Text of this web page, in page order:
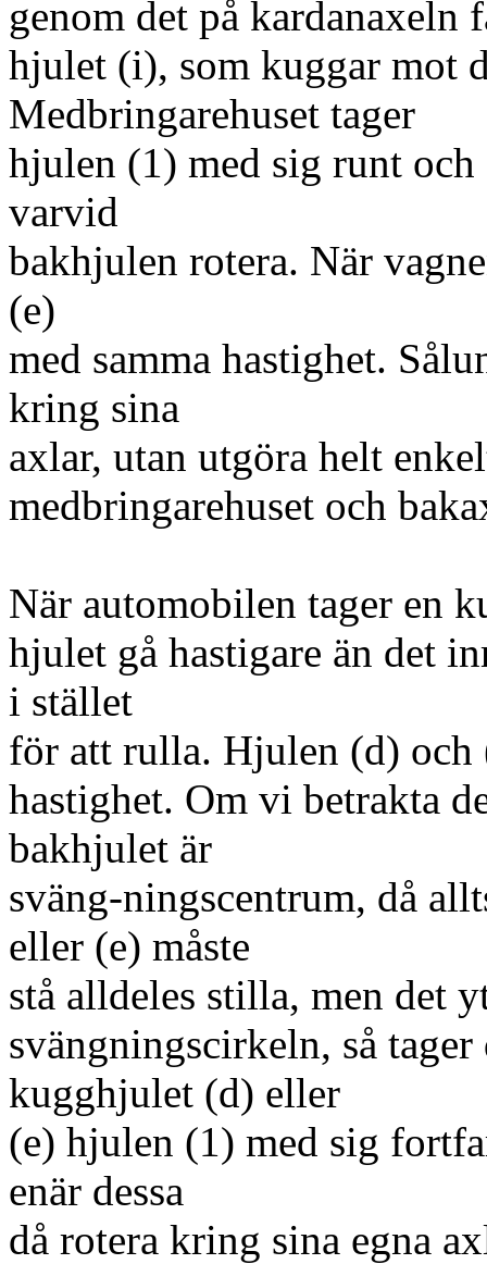
genom det på kardanaxeln
hjulet (i), som kuggar mot
Medbringarehuset tager
hjulen (1) med sig runt
varvid
bakhjulen rotera. När
(e)
med samma hastighet.
kring sina
axlar, utan utgöra helt
medbringarehuset och
När automobilen tager en
hjulet gå hastigare än det
i stället
för att rulla. Hjulen (d) och
hastighet. Om vi betrakta
bakhjulet är
sväng-ningscentrum, då
eller (e) måste
stå alldeles stilla, men det
svängningscirkeln, så
kugghjulet (d) eller
(e) hjulen (1) med sig
enär dessa
då rotera kring sina egna